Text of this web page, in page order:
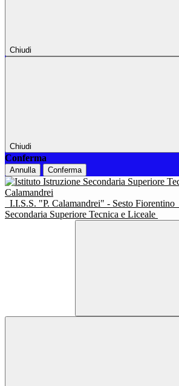
Chiudi
Chiudi
Conferma
Annulla Conferma
I.I.S.S. "P. Calamandrei" - Sesto Fiorentino
Secondaria Superiore Tecnica e Liceale